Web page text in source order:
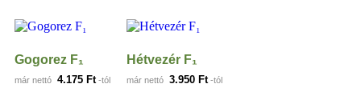
Gogorez F₁
már nettó 4.175 Ft -tól
Hétvezér F₁
már nettó 3.950 Ft -tól